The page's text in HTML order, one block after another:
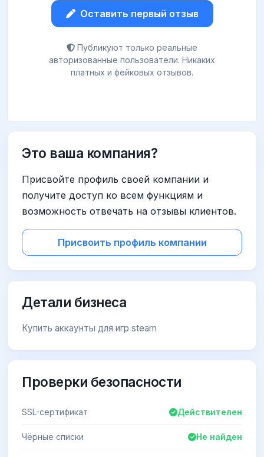
Оставить первый отзыв
Публикуют только реальные
авторизованные пользователи. Никаких
платных и фейковых отзывов.
Это ваша компания?
Присвойте профиль своей компании и
получите доступ ко всем функциям и
возможность отвечать на отзывы клиентов.
Присвоить профиль компании
Детали бизнеса
Купить аккаунты для игр steam
Проверки безопасности
SSL-сертификат Действителен
Чёрные списки Не найден